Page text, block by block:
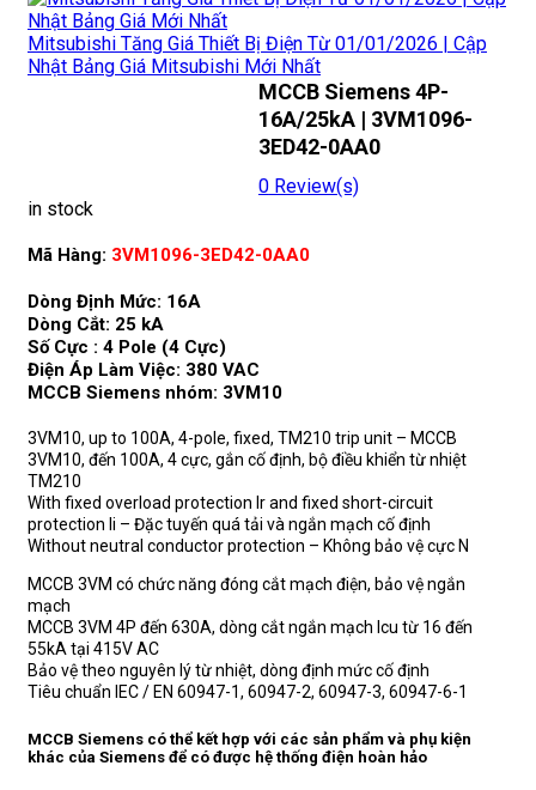
Mitsubishi Tăng Giá Thiết Bị Điện Từ 01/01/2026 | Cập
Nhật Bảng Giá Mitsubishi Mới Nhất
MCCB Siemens 4P-
16A/25kA | 3VM1096-
3ED42-0AA0
0Review(s)
in stock
Mã Hàng: 3VM1096-3ED42-0AA0
Dòng Định Mức: 16A
Dòng Cắt: 25 kA
Số Cực : 4 Pole (4 Cực)
Điện Áp Làm Việc: 380 VAC
MCCB Siemens nhóm: 3VM10
3VM10, up to 100A, 4-pole, fixed, TM210 trip unit – MCCB
3VM10, đến 100A, 4 cực, gắn cố định, bộ điều khiển từ nhiệt
TM210
With fixed overload protection Ir and fixed short-circuit
protection Ii – Đặc tuyến quá tải và ngắn mạch cố định
Without neutral conductor protection – Không bảo vệ cực N
MCCB 3VM có chức năng đóng cắt mạch điện, bảo vệ ngắn
mạch
MCCB 3VM 4P đến 630A, dòng cắt ngắn mạch Icu từ 16 đến
55kA tại 415V AC
Bảo vệ theo nguyên lý từ nhiệt, dòng định mức cố định
Tiêu chuẩn IEC / EN 60947-1, 60947-2, 60947-3, 60947-6-1
MCCB Siemens có thể kết hợp với các sản phẩm và phụ kiện
khác của Siemens để có được hệ thống điện hoàn hảo